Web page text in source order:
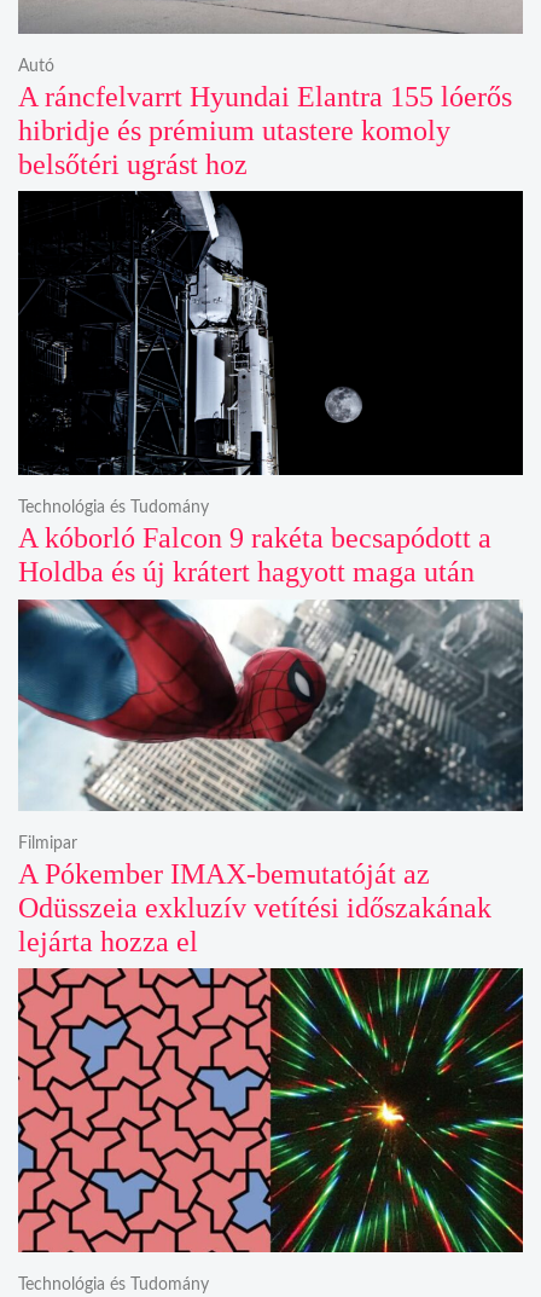
A ráncfelvarrt Hyundai Elantra 155 lóerős
hibridje és prémium utastere komoly
belsőtéri ugrást hoz
Autó
A kóborló Falcon 9 rakéta becsapódott a
Holdba és új krátert hagyott maga után
Technológia és Tudomány
A Pókember IMAX-bemutatóját az
Odüsszeia exkluzív vetítési időszakának
lejárta hozza el
Filmipar
Technológia és Tudomány